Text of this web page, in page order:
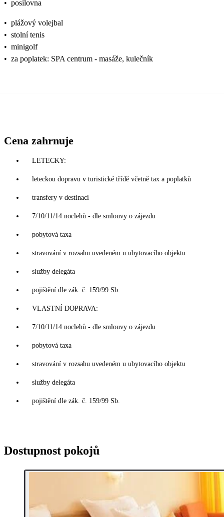
• posilovna
• plážový volejbal
• stolní tenis
• minigolf
• za poplatek: SPA centrum - masáže, kulečník
Cena zahrnuje
LETECKY:
leteckou dopravu v turistické třídě včetně tax a poplatků
transfery v destinaci
7/10/11/14 noclehů - dle smlouvy o zájezdu
pobytová taxa
stravování v rozsahu uvedeném u ubytovacího objektu
služby delegáta
pojištění dle zák. č. 159/99 Sb.
VLASTNÍ DOPRAVA:
7/10/11/14 noclehů - dle smlouvy o zájezdu
pobytová taxa
stravování v rozsahu uvedeném u ubytovacího objektu
služby delegáta
pojištění dle zák. č. 159/99 Sb.
Dostupnost pokojů